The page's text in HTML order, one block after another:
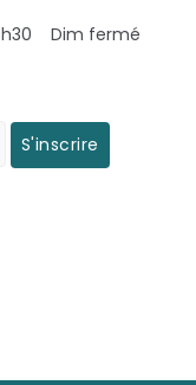
Dim fermé
S'inscrire